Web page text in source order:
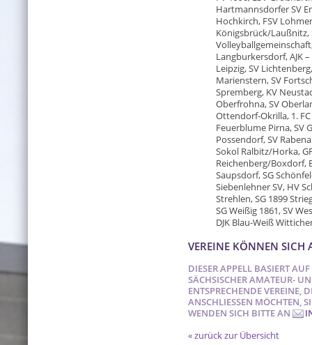
Hartmannsdorfer SV
Hochkirch, FSV
Königsbrück/Laußnitz,
Langburkersdorf, AJK
Leipzig, SV
Marienstern, SV
Spremberg, KV
Oberfrohna, SV
Ottendorf-Okrilla, 1.
Feuerblume Pirna, SV
Possendorf, SV
Sokol Ralbitz/Horka,
Reichenberg/Boxdorf,
Saupsdorf, SG
Siebenlehner SV, HV
Strehlen, SG 1899
SG Weißig 1861, SV
DJK Blau-Weiß
VEREINE KÖNNEN SICH
DIESER APPELL BASIERT
SÄCHSISCHER AMATEUR-
ENTSPRECHENDE VEREINE,
ANSCHLIESSEN MÖCHTEN,
ENDEN SICH BITTE AN
« zurück zur Übersicht